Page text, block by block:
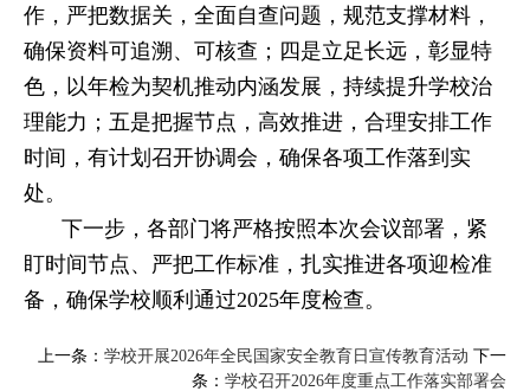
作，严把数据关，全面自查问题，规范支撑材料，
确保资料可追溯、可核查；四是立足长远，彰显特
色，以年检为契机推动内涵发展，持续提升学校治
理能力；五是把握节点，高效推进，合理安排工作
时间，有计划召开协调会，确保各项工作落到实
处。
下一步，各部门将严格按照本次会议部署，紧
盯时间节点、严把工作标准，扎实推进各项迎检准
备，确保学校顺利通过2025年度检查。
上一条： 学校开展2026年全民国家安全教育日宣传教育活动 下一
条： 学校召开2026年度重点工作落实部署会